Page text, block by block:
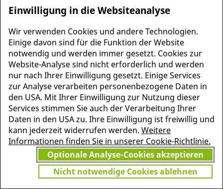
MEHR INFORMATIONEN
ZU PSCHYREMBEL
JETZT
GRATIS TESTEN
Einwilligung in die Websiteanalyse
Wir verwenden Cookies und andere Technologien.
Einige davon sind für die Funktion der Website
notwendig und werden immer gesetzt. Cookies zur
Website-Analyse sind nicht erforderlich und werden
nur nach Ihrer Einwilligung gesetzt. Einige Services
zur Analyse verarbeiten personenbezogene Daten in
den USA. Mit Ihrer Einwilligung zur Nutzung dieser
Services stimmen Sie auch der Verarbeitung Ihrer
Daten in den USA zu. Ihre Einwilligung ist freiwillig und
kann jederzeit widerrufen werden. Weitere
Informationen finden Sie in unserer Cookie-Richtlinie.
Optionale Analyse-Cookies akzeptieren
Nicht notwendige Cookies ablehnen